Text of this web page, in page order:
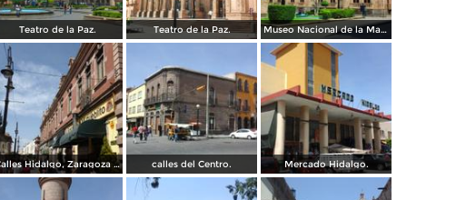
Teatro de la Paz. Teatro de la Paz. Museo Nacional de la Mascara.
Calles Hidalgo, Zaragoza y calzada de Guadalupe. calles del Centro. Mercado Hidalgo.